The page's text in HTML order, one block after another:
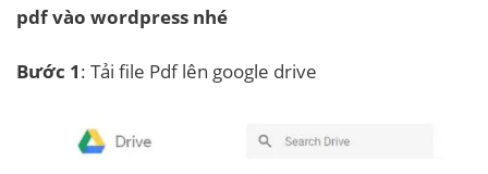
pdf vào wordpress nhé
Bước 1: Tải file Pdf lên google drive